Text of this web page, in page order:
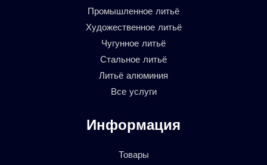
Промышленное литьё
Художественное литьё
Чугунное литьё
Стальное литьё
Литьё алюминия
Все услуги
Информация
Товары